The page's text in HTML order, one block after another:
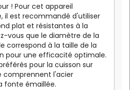
! Pour cet appareil
il est recommandé d'utiliser
plat et résistantes à la
vous que le diamètre de la
correspond à la taille de la
pour une efficacité optimale.
pour la cuisson sur
comprennent l'acier
fonte émaillée.